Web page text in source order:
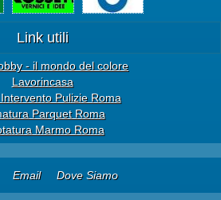
Link utili
- il mondo del colore
Lavorincasa
Pulizie Roma
Parquet Roma
Marmo Roma
Email Dove Siamo